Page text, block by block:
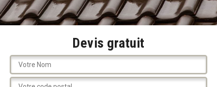
Devis gratuit